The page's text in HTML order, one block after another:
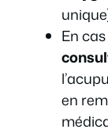
En
en